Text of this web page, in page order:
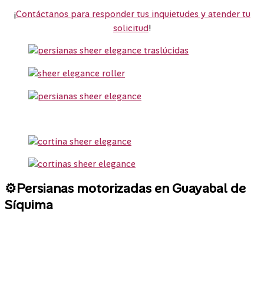
¡Contáctanos para responder tus inquietudes y atender tu
solicitud!
⚙️Persianas motorizadas en Guayabal de
Síquima